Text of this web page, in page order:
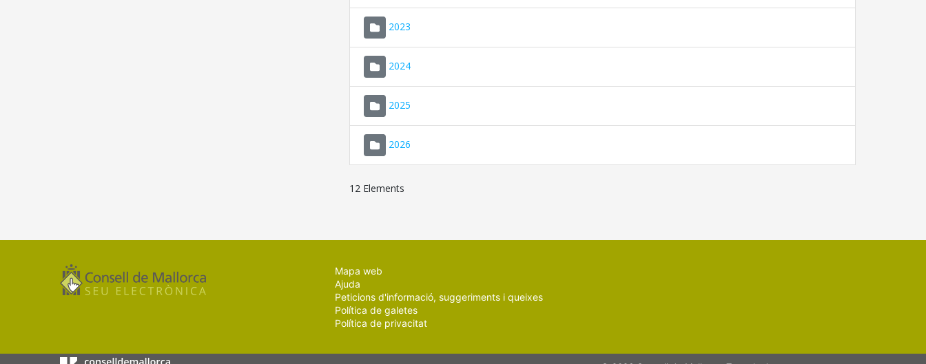
2023
2024
2025
2026
12 Elements
Mapa web
Ajuda
Peticions d'informació, suggeriments i queixes
Política de galetes
Política de privacitat